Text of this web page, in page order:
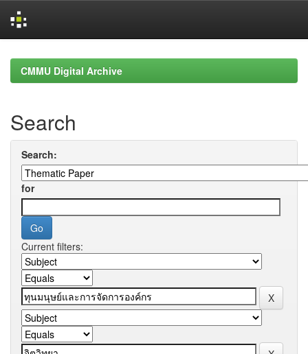
navigationCMMU Digital Archive
Search
Search:
for
Current filters: